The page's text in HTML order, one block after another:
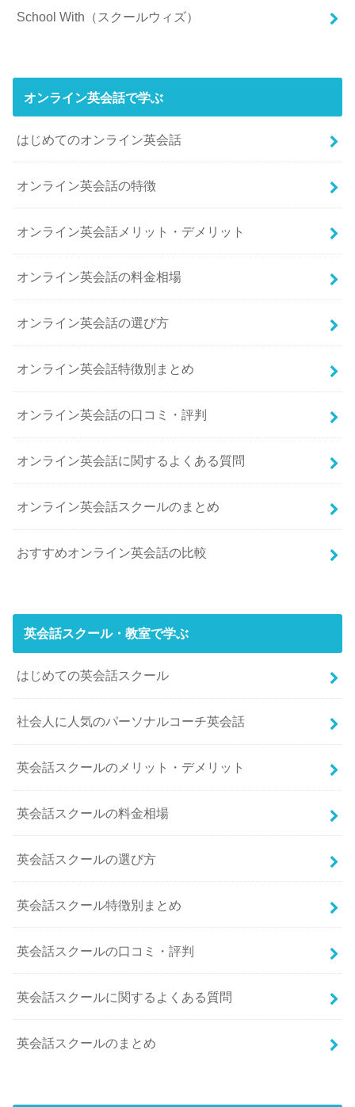
School With（スクールウィズ）
オンライン英会話で学ぶ
はじめてのオンライン英会話
オンライン英会話の特徴
オンライン英会話メリット・デメリット
オンライン英会話の料金相場
オンライン英会話の選び方
オンライン英会話特徴別まとめ
オンライン英会話の口コミ・評判
オンライン英会話に関するよくある質問
オンライン英会話スクールのまとめ
おすすめオンライン英会話の比較
英会話スクール・教室で学ぶ
はじめての英会話スクール
社会人に人気のパーソナルコーチ英会話
英会話スクールのメリット・デメリット
英会話スクールの料金相場
英会話スクールの選び方
英会話スクール特徴別まとめ
英会話スクールの口コミ・評判
英会話スクールに関するよくある質問
英会話スクールのまとめ